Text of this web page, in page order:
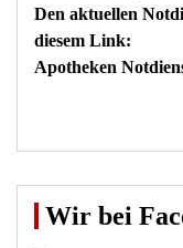
Den aktuellen
diesem Link:
Apotheken
Wir bei